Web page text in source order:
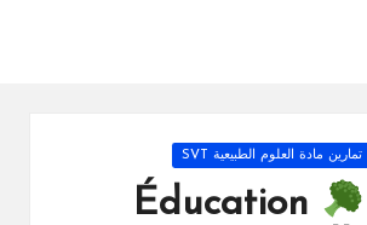
Posted
تمارين مادة العلوم الطبيعية SVT
Éducation